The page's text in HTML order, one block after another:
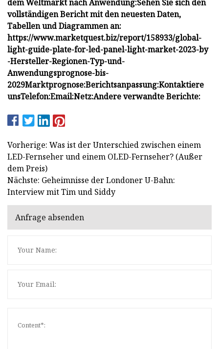
dem Weltmarkt nach Anwendung:Sehen Sie sich den
vollständigen Bericht mit den neuesten Daten,
Tabellen und Diagrammen an:
https://www.marketquest.biz/report/158933/global-
light-guide-plate-for-led-panel-light-market-2023-by
-Hersteller-Regionen-Typ-und-
Anwendungsprognose-bis-
2029Marktprognose:Berichtsanpassung:Kontaktiere
unsTelefon:Email:Netz:Andere verwandte Berichte:
Vorherige: Was ist der Unterschied zwischen einem
LED-Fernseher und einem OLED-Fernseher? (Außer
dem Preis)
Nächste: Geheimnisse der Londoner U-Bahn:
Interview mit Tim und Siddy
Anfrage absenden